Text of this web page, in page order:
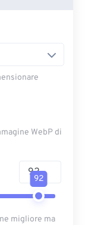
WebP di
92
migliore ma